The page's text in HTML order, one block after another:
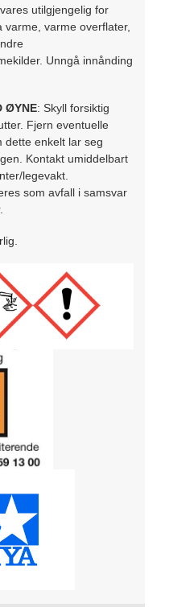
utilgjengelig for
varme, varme overflater,
Unngå innånding
ØYNE: Skyll forsiktig
Fjern eventuelle
dette enkelt lar seg
Kontakt umiddelbart
legevakt.
som avfall i samsvar